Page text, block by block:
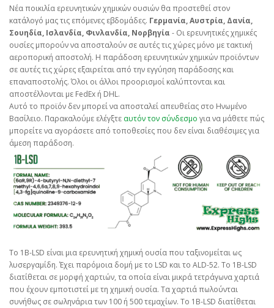
Νέα ποικιλία ερευνητικών χημικών ουσιών θα προστεθεί στον
κατάλογό μας τις επόμενες εβδομάδες. Γερμανία, Αυστρία, Δανία,
Σουηδία, Ισλανδία, Φινλανδία, Νορβηγία - Οι ερευνητικές χημικές
ουσίες μπορούν να αποσταλούν σε αυτές τις χώρες μόνο με τακτική
αεροπορική αποστολή. Η παράδοση ερευνητικών χημικών προϊόντων
σε αυτές τις χώρες εξαιρείται από την εγγύηση παράδοσης και
επαναποστολής. Όλοι οι άλλοι προορισμοί καλύπτονται και
αποστέλλονται με FedEx ή DHL.
Αυτό το προϊόν δεν μπορεί να αποσταλεί απευθείας στο Ηνωμένο
Βασίλειο. Παρακαλούμε ελέγξτε αυτόν τον σύνδεσμο για να μάθετε πώς
μπορείτε να αγοράσετε από τοποθεσίες που δεν είναι διαθέσιμες για
άμεση παράδοση.
Το 1B-LSD είναι μια ερευνητική χημική ουσία που ταξινομείται ως
λυσεργαμίδη. Έχει παρόμοια δομή με το LSD και το ALD-52. Το 1B-LSD
διατίθεται σε μορφή χαρτιών, τα οποία είναι μικρά τετράγωνα χαρτιά
που έχουν εμποτιστεί με τη χημική ουσία. Τα χαρτιά πωλούνται
συνήθως σε σωληνάρια των 100 ή 500 τεμαχίων. Το 1B-LSD διατίθεται